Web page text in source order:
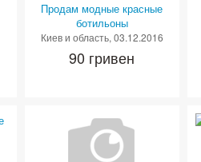
Продам модные красные
ботильоны
Киев и область, 03.12.2016
90 гривен